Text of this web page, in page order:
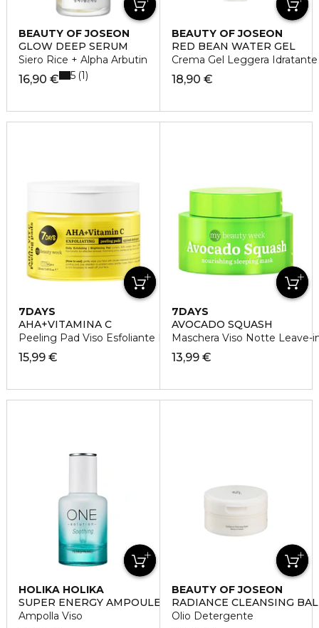
BEAUTY OF JOSEON
GLOW DEEP SERUM
Siero Rice + Alpha Arbutin
16,90 € 5 1
BEAUTY OF JOSEON
RED BEAN WATER GEL
Crema Gel Leggera Idratante
18,90 €
7DAYS
AHA+VITAMINA C
Peeling Pad Viso Esfoliante Double-Face
15,99 €
7DAYS
AVOCADO SQUASH
Maschera Viso Notte Leave-
13,99 €
HOLIKA HOLIKA
SUPER ENERGY AMPOULE - SOOTHING
Ampolla Viso
BEAUTY OF JOSEON
RADIANCE CLEANSING
Olio Detergente